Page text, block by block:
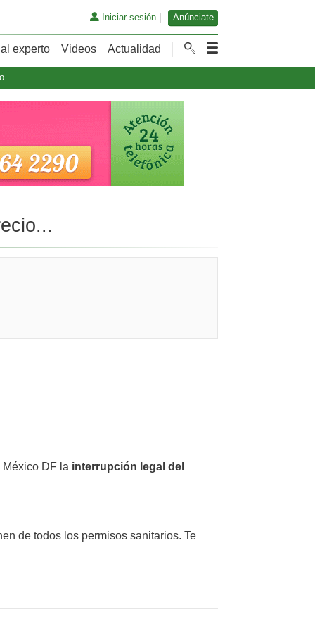
Iniciar sesión| Anúnciate
experto Videos Actualidad
DF la interrupción legal del
de todos los permisos sanitarios. Te